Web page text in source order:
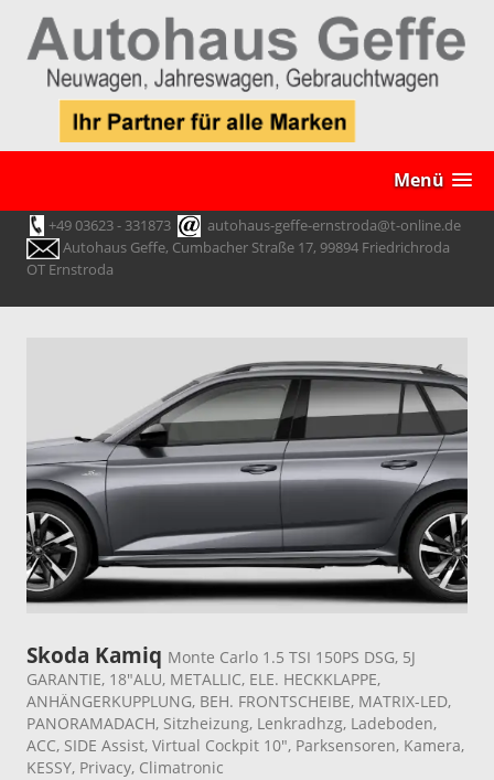
Menü
+49 03623 - 331873
autohaus-geffe-ernstroda@t-online.de
Autohaus Geffe, Cumbacher Straße 17, 99894 Friedrichroda
OT Ernstroda
Skoda Kamiq Monte Carlo 1.5 TSI 150PS DSG, 5J
GARANTIE, 18"ALU, METALLIC, ELE. HECKKLAPPE,
ANHÄNGERKUPPLUNG, BEH. FRONTSCHEIBE, MATRIX-LED,
PANORAMADACH, Sitzheizung, Lenkradhzg, Ladeboden,
ACC, SIDE Assist, Virtual Cockpit 10", Parksensoren, Kamera,
KESSY, Privacy, Climatronic